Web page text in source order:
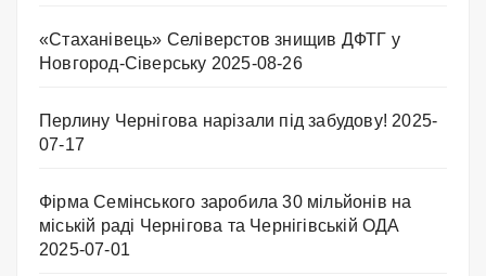
«Стаханівець» Селіверстов знищив ДФТГ у
Новгород-Сіверську 2025-08-26
Перлину Чернігова нарізали під забудову! 2025-
07-17
Фірма Семінського заробила 30 мільйонів на
міській раді Чернігова та Чернігівській ОДА
2025-07-01